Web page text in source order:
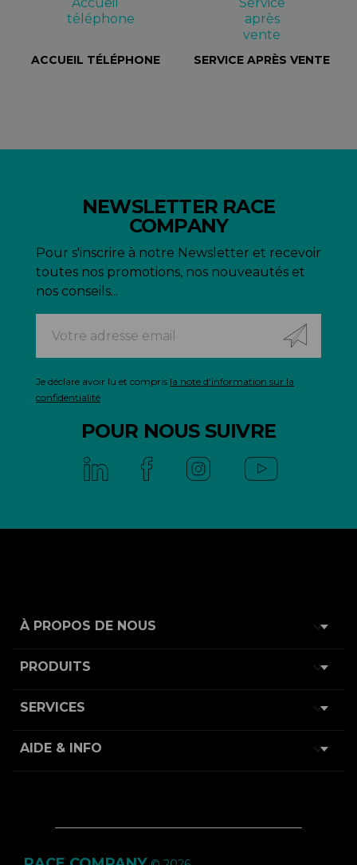
ACCUEIL TÉLÉPHONE SERVICE APRÈS VENTE
NEWSLETTER RACE
COMPANY
Pour s'inscrire à notre Newsletter et recevoir
toutes nos promotions, nos nouveautés et
nos conseils...
Je déclare avoir lu et compris la note d'information sur la
confidentialité
POUR NOUS SUIVRE
À PROPOS DE NOUS 
PRODUITS 
SERVICES 
AIDE & INFO 